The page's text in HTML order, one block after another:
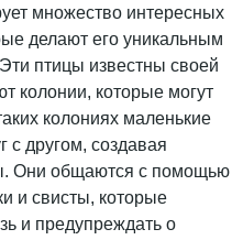
множество интересных
делают его уникальным
птицы известны своей
колонии, которые могут
колониях маленькие
с другом, создавая
Они общаются с помощью
и свисты, которые
и предупреждать о